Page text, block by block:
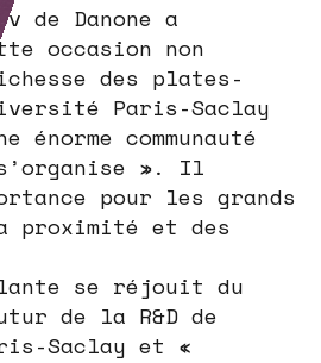
de Danone a
occasion non
des plates-
Paris-Saclay
énorme communauté
». Il
pour les grands
proximité et des
se réjouit du
de la R&D de
Saclay et «